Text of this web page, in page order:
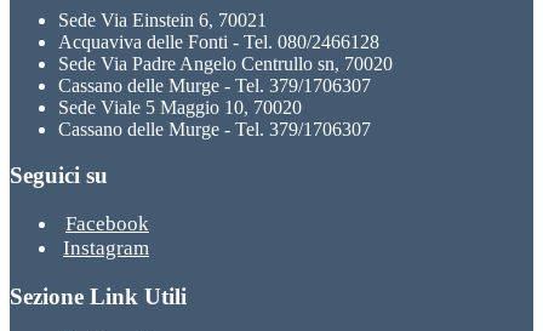
Sede Via Einstein 6, 70021
Acquaviva delle Fonti - Tel. 080/2466128
Sede Via Padre Angelo Centrullo sn, 70020
Cassano delle Murge - Tel. 379/1706307
Sede Viale 5 Maggio 10, 70020
Cassano delle Murge - Tel. 379/1706307
Seguici su
Facebook
Instagram
Sezione Link Utili